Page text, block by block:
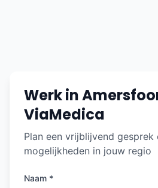
Werk in
ViaMedica
Plan een vrijblijvend
mogelijkheden in jouw regio
Naam *